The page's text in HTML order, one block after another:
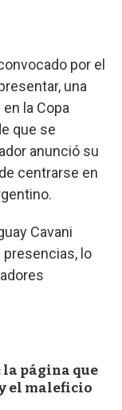
por el
una
la Copa
que se
anunció su
centrarse en
Cavani
lo
la página que
el maleficio